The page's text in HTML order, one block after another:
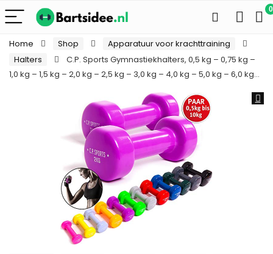
0
Home Shop
Apparatuur voor krachttraining
Halters
C.P. Sports Gymnastiekhalters, 0,5 kg – 0,75 kg –
1,0 kg – 1,5 kg – 2,0 kg – 2,5 kg – 3,0 kg – 4,0 kg – 5,0 kg – 6,0 kg…